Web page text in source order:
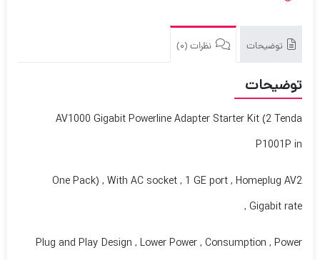
توضیحات نظرات (0)
توضیحات
AV1000 Gigabit Powerline Adapter Starter Kit (2 Tenda
P1001P in
One Pack) , With AC socket , 1 GE port , Homeplug AV2
Gigabit rate ,
Plug and Play Design , Lower Power , Consumption , Power